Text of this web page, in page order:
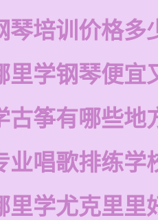
琴培训价格多
里学钢琴便宜
古筝有哪些地
业唱歌排练学
里学尤克里里